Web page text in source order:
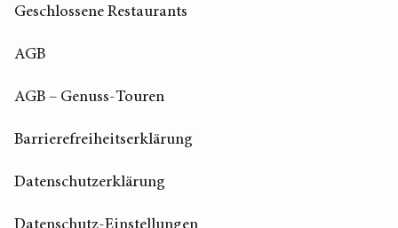
Geschlossene Restaurants
AGB
AGB – Genuss-Touren
Barrierefreiheitserklärung
Datenschutzerklärung